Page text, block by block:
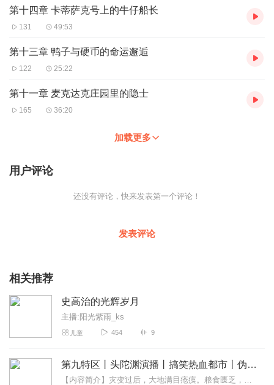
第十四章 卡蒂萨克号上的牛仔船长
131 49:53
第十三章 鸭子与硬币的命运邂逅
122 25:22
第十一章 麦克达克庄园里的隐士
165 36:20
加载更多
用户评论
还没有评论，快来发表第一个评论！
发表评论
相关推荐
史高治的光辉岁月
主播:阳光紫雨_ks
儿童 454 9
第九特区丨头陀渊演播丨搞笑热血都市丨伪戒丨VIP免费多人有声剧
【内容简介】灾变过后，大地满目疮痍。粮食匮乏，资源紧俏，局势混乱……一位从待规划区杀出来的青年，背对着漫天黄沙，孤身来到九区谋生，却不曾想偶然结识三五好友，一念...